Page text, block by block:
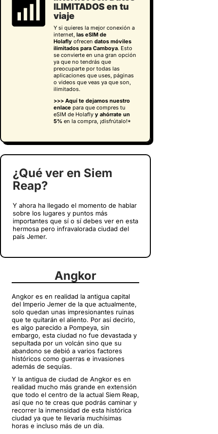
ILIMITADOS en tu
viaje
Y si quieres la mejor conexión a
internet, las eSIM de
Holaflyofrecen datos móviles
ilimitados para Camboya. Esto
se convierte en una gran opción
ya que no tendrás que
preocuparte por todas las
aplicaciones que uses, páginas
o videos que veas ya que son,
ilimitados.
>>> Aquí te dejamos nuestro
enlace para que compres tu
eSIM de Holafly y ahórrate un
5%en la compra, ¡disfrútalo!*
¿Qué ver en Siem
Reap?
Y ahora ha llegado el momento de hablar
sobre los lugares y puntos más
importantes que sí o sí debes ver en esta
hermosa pero infravalorada ciudad del
país Jemer.
Angkor
Angkor es en realidad la antigua capital
del Imperio Jemer de la que actualmente,
solo quedan unas impresionantes ruinas
que te quitarán el aliento. Por así decirlo,
es algo parecido a Pompeya, sin
embargo, esta ciudad no fue devastada y
sepultada por un volcán sino que su
abandono se debió a varios factores
históricos como guerras e invasiones
además de sequías.
Y la antigua de ciudad de Angkor es en
realidad mucho más grande en extensión
que todo el centro de la actual Siem Reap,
así que no te creas que podrás caminar y
recorrer la inmensidad de esta histórica
ciudad ya que te llevaría muchísimas
horas e incluso más de un día.